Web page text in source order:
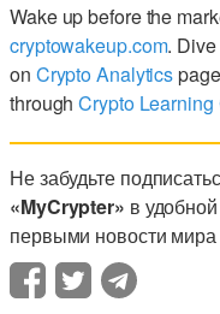
Wake up before the
cryptowakeup.com.
on Crypto Analytics
throughCrypto Learning
Не забудьте
«MyCrypter» в
первыми новости мира